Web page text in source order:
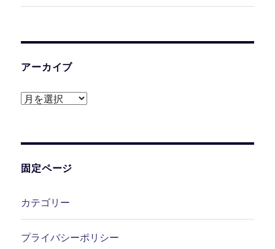
アーカイブ
ア
ブ
固定ページ
カテゴリー
プライバシーポリシー